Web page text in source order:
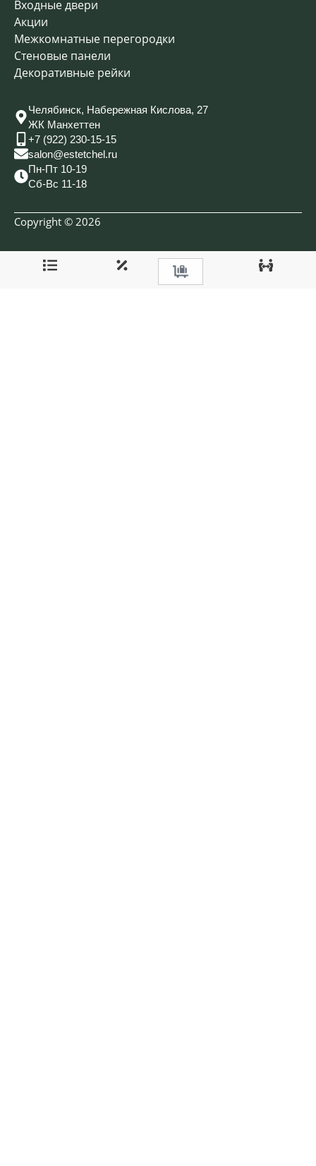
Входные двери
Акции
Межкомнатные перегородки
Стеновые панели
Декоративные рейки
Челябинск, Набережная Кислова, 27
ЖК Манхеттен
+7 (922) 230-15-15
salon@estetchel.ru
Пн-Пт 10-19
Сб-Вс 11-18
Copyright © 2026